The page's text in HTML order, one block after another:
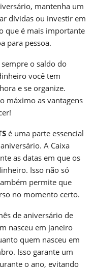
mantenha um
dívidas ou investir em
que é mais importante
para pessoa.
o saldo do
você tem
e se organize.
máximo as vantagens
é uma parte essencial
A Caixa
as datas em que os
Isso não só
permite que
no momento certo.
de aniversário de
nasceu em janeiro
quem nasceu em
Isso garante um
o ano, evitando